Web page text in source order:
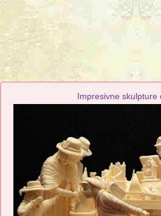
Impresivne skulpture